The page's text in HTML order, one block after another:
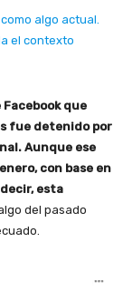
algo actual.
el contexto
que
fue detenido por
Aunque ese
con base en
esta
del pasado